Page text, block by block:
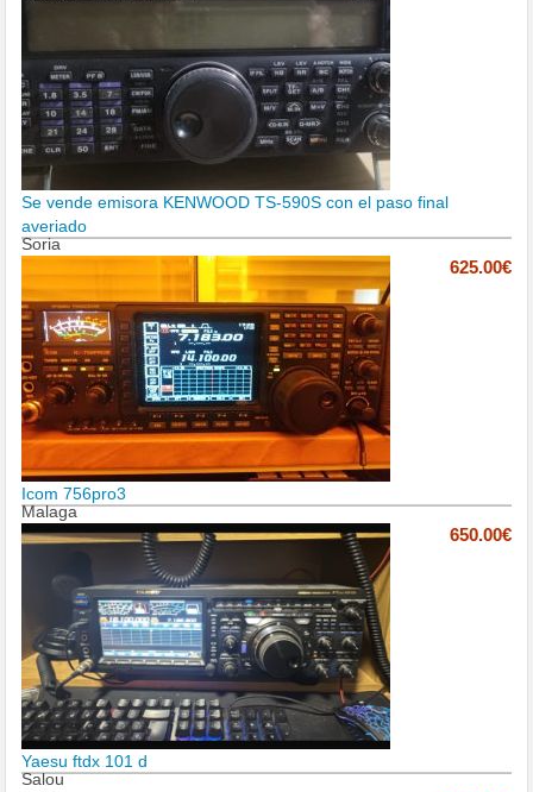
Se vende emisora KENWOOD TS-590S con el paso final
averiado
Soria
625.00€
Icom 756pro3
Malaga
650.00€
Yaesu ftdx 101 d
Salou